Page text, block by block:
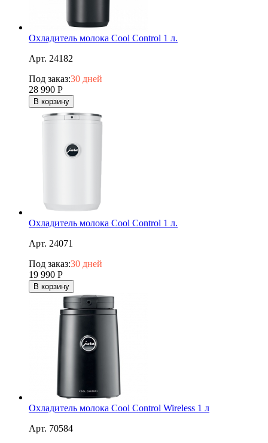
Охладитель молока Cool Control 1 л.
Арт. 24182
Под заказ:30 дней
28 990 Р
В корзину
Охладитель молока Cool Control 1 л.
Арт. 24071
Под заказ:30 дней
19 990 Р
В корзину
Охладитель молока Cool Control Wireless 1 л
Арт. 70584